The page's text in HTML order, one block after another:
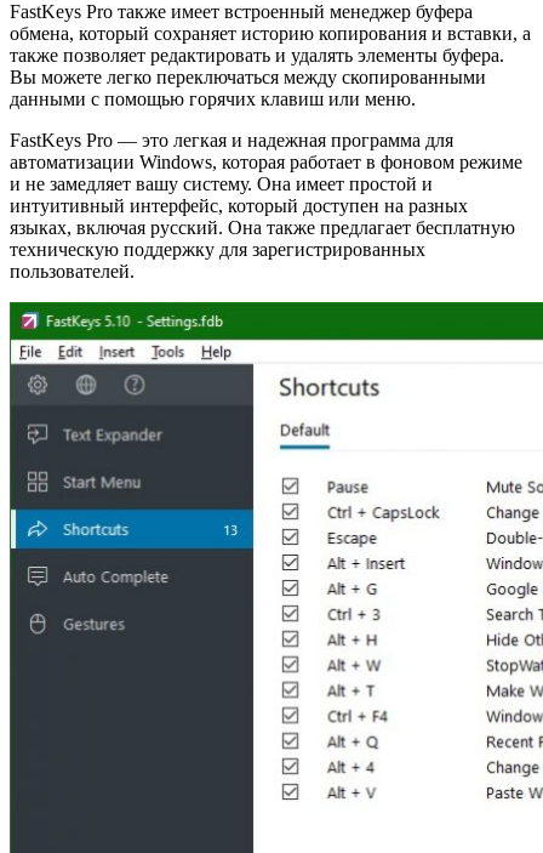
FastKeys Pro также имеет встроенный менеджер буфера
обмена, который сохраняет историю копирования и вставки, а
также позволяет редактировать и удалять элементы буфера.
Вы можете легко переключаться между скопированными
данными с помощью горячих клавиш или меню.
FastKeys Pro — это легкая и надежная программа для
автоматизации Windows, которая работает в фоновом режиме
и не замедляет вашу систему. Она имеет простой и
интуитивный интерфейс, который доступен на разных
языках, включая русский. Она также предлагает бесплатную
техническую поддержку для зарегистрированных
пользователей.